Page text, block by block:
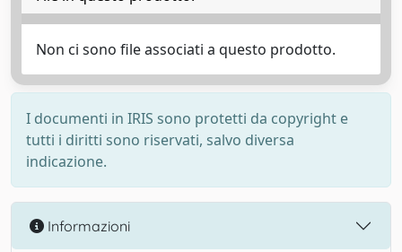
Non ci sono file associati a questo prodotto.
I documenti in IRIS sono protetti da copyright e
tutti i diritti sono riservati, salvo diversa
indicazione.
Informazioni